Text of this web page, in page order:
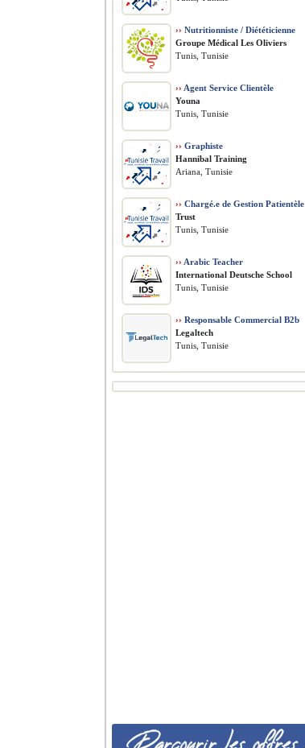
›› Nutritionniste / Diététicienne
Groupe Médical Les Oliviers
Tunis, Tunisie
›› Agent Service Clientèle
Youna
Tunis, Tunisie
›› Graphiste
Hannibal Training
Ariana, Tunisie
›› Chargé.e de Gestion Patientèle
Trust
Tunis, Tunisie
›› Arabic Teacher
International Deutsche School
Tunis, Tunisie
›› Responsable Commercial B2b
Legaltech
Tunis, Tunisie